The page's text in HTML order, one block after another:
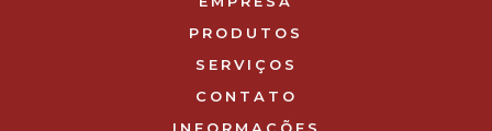
PRODUTOS
SERVIÇOS
CONTATO
INFORMAÇÕES